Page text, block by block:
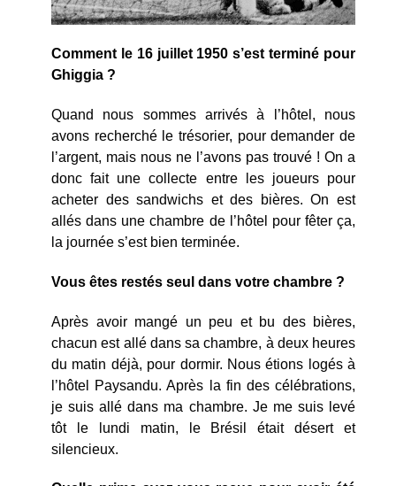
Comment le 16 juillet 1950 s’est terminé pour
Ghiggia ?
Quand nous sommes arrivés à l’hôtel, nous
avons recherché le trésorier, pour demander de
l’argent, mais nous ne l’avons pas trouvé ! On a
donc fait une collecte entre les joueurs pour
acheter des sandwichs et des bières. On est
allés dans une chambre de l’hôtel pour fêter ça,
la journée s’est bien terminée.
Vous êtes restés seul dans votre chambre ?
Après avoir mangé un peu et bu des bières,
chacun est allé dans sa chambre, à deux heures
du matin déjà, pour dormir. Nous étions logés à
l’hôtel Paysandu. Après la fin des célébrations,
je suis allé dans ma chambre. Je me suis levé
tôt le lundi matin, le Brésil était désert et
silencieux.